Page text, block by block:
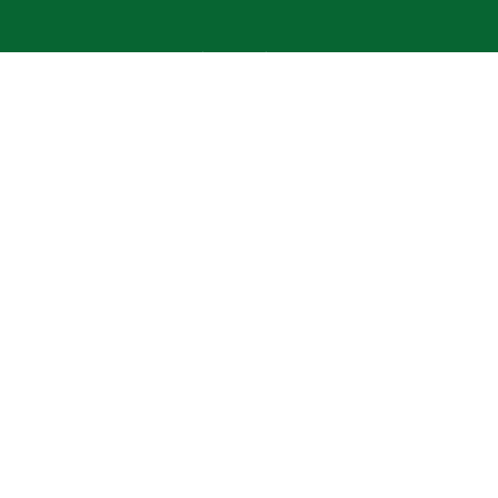
Opti-Ration Betriebs GmbH